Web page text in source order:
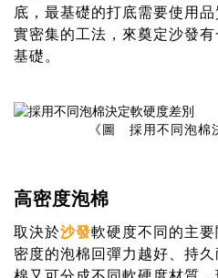
底，最基礎的打底需要使用
實密集的工法，來奠定沙發
基礎。
《圖 採用不同泡棉
高密度泡棉
取決於沙發軟硬度不同的主
密度的泡棉回彈力越好、持